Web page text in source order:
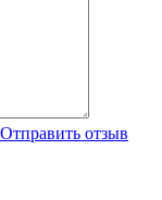
Отправить отзыв